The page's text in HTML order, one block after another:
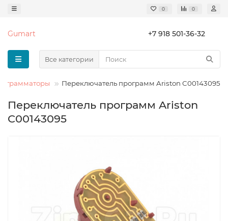
0 0
Gumart +7 918 501-36-32
Все категории
Переключатель программ Ariston C00143095
Переключатель программ Ariston
C00143095